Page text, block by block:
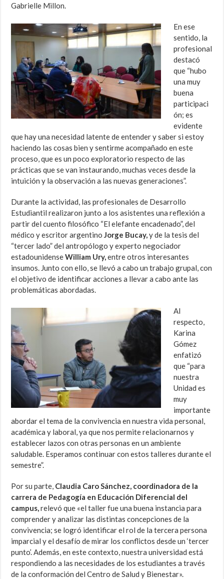
Gabrielle Millon.
En ese
sentido, la
profesional
destacó
que “hubo
una muy
buena
participaci
ón; es
evidente
que hay una necesidad latente de entender y saber si estoy
haciendo las cosas bien y sentirme acompañado en este
proceso, que es un poco exploratorio respecto de las
prácticas que se van instaurando, muchas veces desde la
intuición y la observación a las nuevas generaciones”.
Durante la actividad, las profesionales de Desarrollo
Estudiantil realizaron junto a los asistentes una reflexión a
partir del cuento filosófico “El elefante encadenado”, del
médico y escritor argentinoJorge Bucay,y de la tesis del
“tercer lado” del antropólogo y experto negociador
estadounidenseWilliam Ury,entre otros interesantes
insumos. Junto con ello, se llevó a cabo un trabajo grupal, con
el objetivo de identificar acciones a llevar a cabo ante las
problemáticas abordadas.
Al
respecto,
Karina
Gómez
enfatizó
que “para
nuestra
Unidad es
muy
importante
abordar el tema de la convivencia en nuestra vida personal,
académica y laboral, ya que nos permite relacionarnos y
establecer lazos con otras personas en un ambiente
saludable. Esperamos continuar con estos talleres durante el
semestre”.
Por su parte, Claudia Caro Sánchez, coordinadora de la
carrera de Pedagogía en Educación Diferencial del
campus,relevó que «el taller fue una buena instancia para
comprender y analizar las distintas concepciones de la
convivencia; se logró identificar el rol de la tercera persona
imparcial y el desafío de mirar los conflictos desde un ‘tercer
punto’. Además, en este contexto, nuestra universidad está
respondiendo a las necesidades de los estudiantes a través
de la conformación del Centro de Salud y Bienestar».